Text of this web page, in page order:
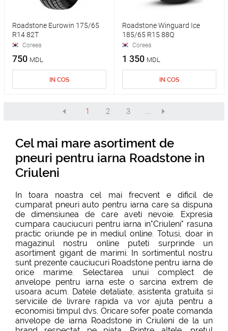
Roadstone Eurowin 175/65
R14 82T
Coreea
750 MDL
IN COS
Roadstone Winguard Ice
185/65 R15 88Q
Coreea
1 350 MDL
IN COS
1 2 3 ...
Cel mai mare asortiment de
pneuri pentru iarna Roadstone in
Criuleni
In toara noastra cel mai frecvent e dificil de
cumparat pneuri auto pentru iarna care sa dispuna
de dimensiunea de care aveti nevoie. Expresia
cumpara cauciucuri pentru iarna in"Criuleni" rasuna
practic oriunde pe in mediul online. Totusi, doar in
magazinul nostru online puteti surprinde un
asortiment gigant de marimi. In sortimentul nostru
sunt prezente cauciucuri Roadstone pentru iarna de
orice marime. Selectarea unui complect de
anvelope pentru iarna este o sarcina extrem de
usoara acum. Datele detaliate, asistenta gratuita si
serviciile de livrare rapida va vor ajuta pentru a
economisi timpul dvs. Oricare sofer poate comanda
anvelope de iarna Roadstone in Criuleni de la un